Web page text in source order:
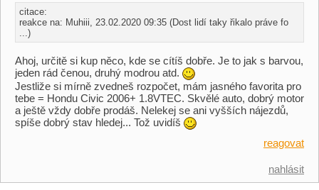
citace:
reakce na: Muhiii, 23.02.2020 09:35 (Dost lidí taky řikalo práve fo
...)
Ahoj, určitě si kup něco, kde se cítíš dobře. Je to jak s barvou,
jeden rád čenou, druhý modrou atd.
Jestliže si mírně zvedneš rozpočet, mám jasného favorita pro
tebe = Hondu Civic 2006+ 1.8VTEC. Skvělé auto, dobrý motor
a ještě vždy dobře prodáš. Nelekej se ani vyšších nájezdů,
spíše dobrý stav hledej... Tož uvidíš
reagovat
nahlásit